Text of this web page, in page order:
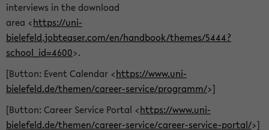
interviews in the download
area <https://uni-
bielefeld.jobteaser.com/en/handbook/themes/5444?
school_id=4600>.
[Button: Event Calendar <https://www.uni-
bielefeld.de/themen/career-service/programm/>]
[Button: Career Service Portal <https://www.uni-
bielefeld.de/themen/career-service/career-service-portal/>]